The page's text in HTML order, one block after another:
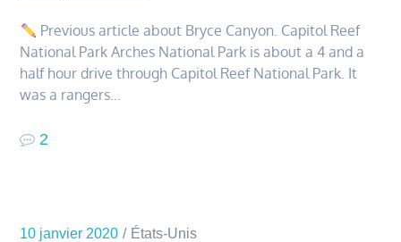
Previous article about Bryce Canyon. Capitol Reef
National Park Arches National Park is about a 4 and a
half hour drive through Capitol Reef National Park. It
was a rangers…
2
10 janvier 2020 États-Unis